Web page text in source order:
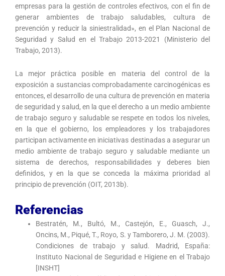
empresas para la gestión de controles efectivos, con el fin de
generar ambientes de trabajo saludables, cultura de
prevención y reducir la siniestralidad», en el Plan Nacional de
Seguridad y Salud en el Trabajo 2013-2021 (Ministerio del
Trabajo, 2013).
La mejor práctica posible en materia del control de la
exposición a sustancias comprobadamente carcinogénicas es
entonces, el desarrollo de una cultura de prevención en materia
de seguridad y salud, en la que el derecho a un medio ambiente
de trabajo seguro y saludable se respete en todos los niveles,
en la que el gobierno, los empleadores y los trabajadores
participan activamente en iniciativas destinadas a asegurar un
medio ambiente de trabajo seguro y saludable mediante un
sistema de derechos, responsabilidades y deberes bien
definidos, y en la que se conceda la máxima prioridad al
principio de prevención (OIT, 2013b).
Referencias
Bestratén, M., Bultó, M., Castejón, E., Guasch, J.,
Oncins, M., Piqué, T., Royo, S. y Tamborero, J. M. (2003).
Condiciones de trabajo y salud. Madrid, España:
Instituto Nacional de Seguridad e Higiene en el Trabajo
[INSHT]